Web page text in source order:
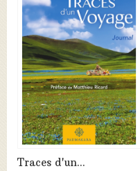
Traces d'un...